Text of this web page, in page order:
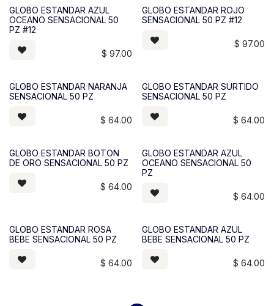
GLOBO ESTANDAR AZUL
OCEANO SENSACIONAL 50
PZ #12
$ 97.00
GLOBO ESTANDAR ROJO
SENSACIONAL 50 PZ #12
$ 97.00
GLOBO ESTANDAR NARANJA
SENSACIONAL 50 PZ
$ 64.00
GLOBO ESTANDAR SURTIDO
SENSACIONAL 50 PZ
$ 64.00
GLOBO ESTANDAR BOTON
DE ORO SENSACIONAL 50 PZ
$ 64.00
GLOBO ESTANDAR AZUL
OCEANO SENSACIONAL 50
PZ
$ 64.00
GLOBO ESTANDAR ROSA
BEBE SENSACIONAL 50 PZ
$ 64.00
GLOBO ESTANDAR AZUL
BEBE SENSACIONAL 50 PZ
$ 64.00